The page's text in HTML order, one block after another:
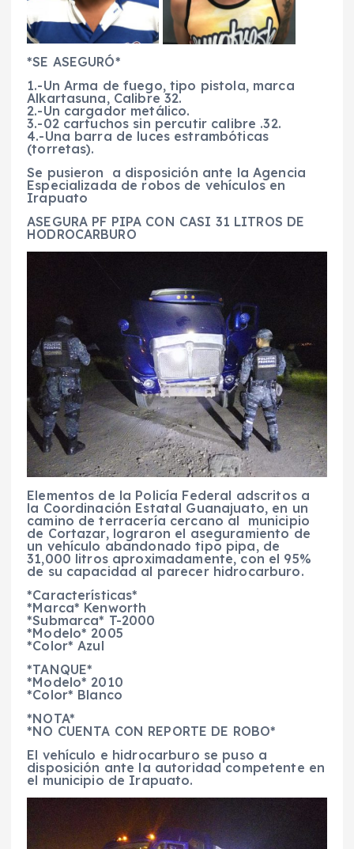
*SE ASEGURÓ*
1.-Un Arma de fuego, tipo pistola, marca
Alkartasuna, Calibre 32.
2.-Un cargador metálico.
3.-02 cartuchos sin percutir calibre .32.
4.-Una barra de luces estrambóticas
(torretas).
Se pusieron a disposición ante la Agencia
Especializada de robos de vehículos en
Irapuato
ASEGURA PF PIPA CON CASI 31 LITROS DE
HODROCARBURO
Elementos de la Policía Federal adscritos a
la Coordinación Estatal Guanajuato, en un
camino de terracería cercano al municipio
de Cortazar, lograron el aseguramiento de
un vehículo abandonado tipo pipa, de
31,000 litros aproximadamente, con el 95%
de su capacidad al parecer hidrocarburo.
*Características*
*Marca* Kenworth
*Submarca* T-2000
*Modelo* 2005
*Color* Azul
*TANQUE*
*Modelo* 2010
*Color* Blanco
*NOTA*
*NO CUENTA CON REPORTE DE ROBO*
El vehículo e hidrocarburo se puso a
disposición ante la autoridad competente en
el municipio de Irapuato.